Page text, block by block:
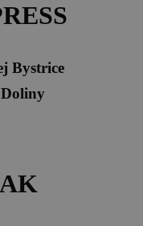
Bystrice